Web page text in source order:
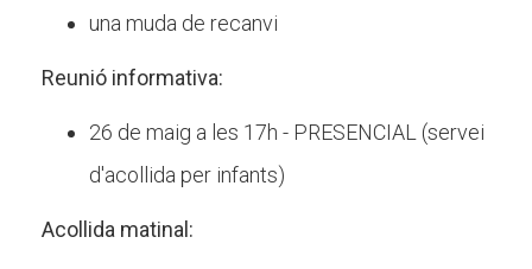
una muda de recanvi
Reunió informativa:
26 de maig a les 17h - PRESENCIAL (servei
d'acollida per infants)
Acollida matinal: